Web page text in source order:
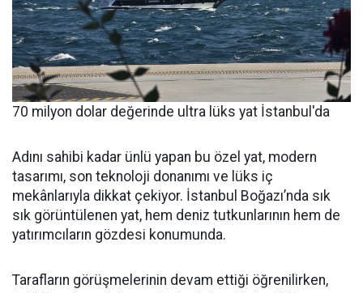
70 milyon dolar değerinde ultra lüks yat İstanbul'da
Adını sahibi kadar ünlü yapan bu özel yat, modern
tasarımı, son teknoloji donanımı ve lüks iç
mekânlarıyla dikkat çekiyor. İstanbul Boğazı’nda sık
sık görüntülenen yat, hem deniz tutkunlarının hem de
yatırımcıların gözdesi konumunda.
Tarafların görüşmelerinin devam ettiği öğrenilirken,